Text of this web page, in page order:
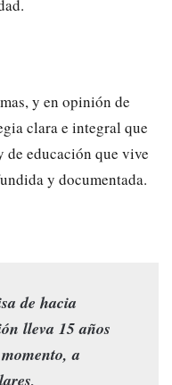
y en opinión de
clara e integral que
de educación que vive
y documentada.
de hacia
lleva 15 años
a